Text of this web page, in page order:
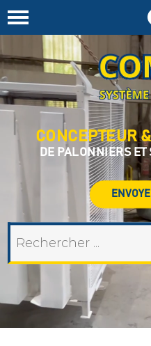
CONCEPTEUR
DE PALONNIERS ET